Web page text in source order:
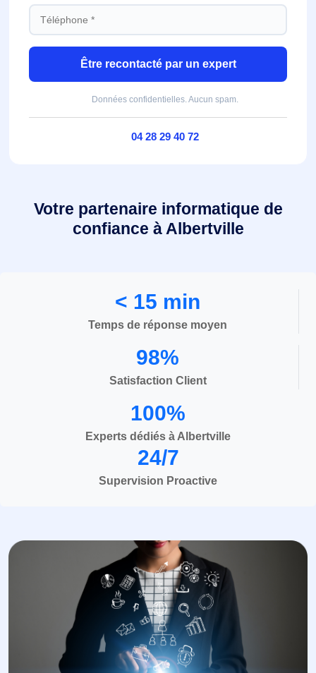
Être recontacté par un expert
Données confidentielles. Aucun spam.
04 28 29 40 72
Votre partenaire informatique de
confiance à Albertville
< 15 min
Temps de réponse moyen
98%
Satisfaction Client
100%
Experts dédiés à Albertville
24/7
Supervision Proactive